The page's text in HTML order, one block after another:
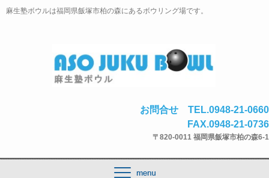
麻生塾ボウルは福岡県飯塚市柏の森にあるボウリング場です。
お問合せ TEL.0948-21-0660
FAX.0948-21-0736
〒820-0011 福岡県飯塚市柏の森6-1